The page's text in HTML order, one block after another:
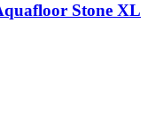
Stone XL